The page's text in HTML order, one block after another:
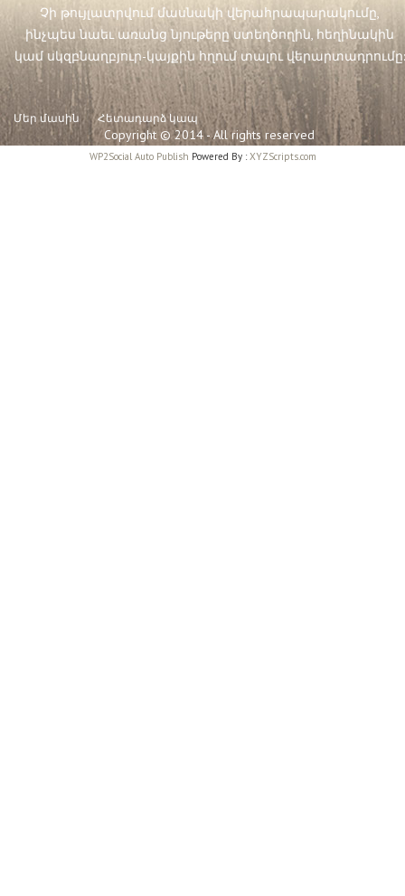
Չի թույլատրվում մասնակի վերահրապարակումը,
ինչպես նաեւ առանց նյութերը ստեղծողին, հեղինակին
կամ սկզբնաղբյուր-կայքին հղում տալու վերարտադրումը:
Մեր մասին Հետադարձ կապ
Copyright © 2014 - All rights reserved
WP2Social Auto Publish Powered By :XYZScripts.com